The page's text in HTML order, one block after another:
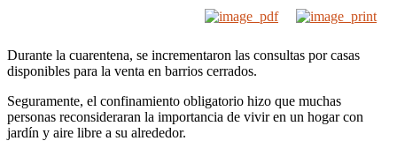
Durante la cuarentena, se incrementaron las consultas por casas
disponibles para la venta en barrios cerrados.
Seguramente, el confinamiento obligatorio hizo que muchas
personas reconsideraran la importancia de vivir en un hogar con
jardín y aire libre a su alrededor.